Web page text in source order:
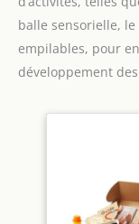
balle sensorielle,
empilables, pour
développement